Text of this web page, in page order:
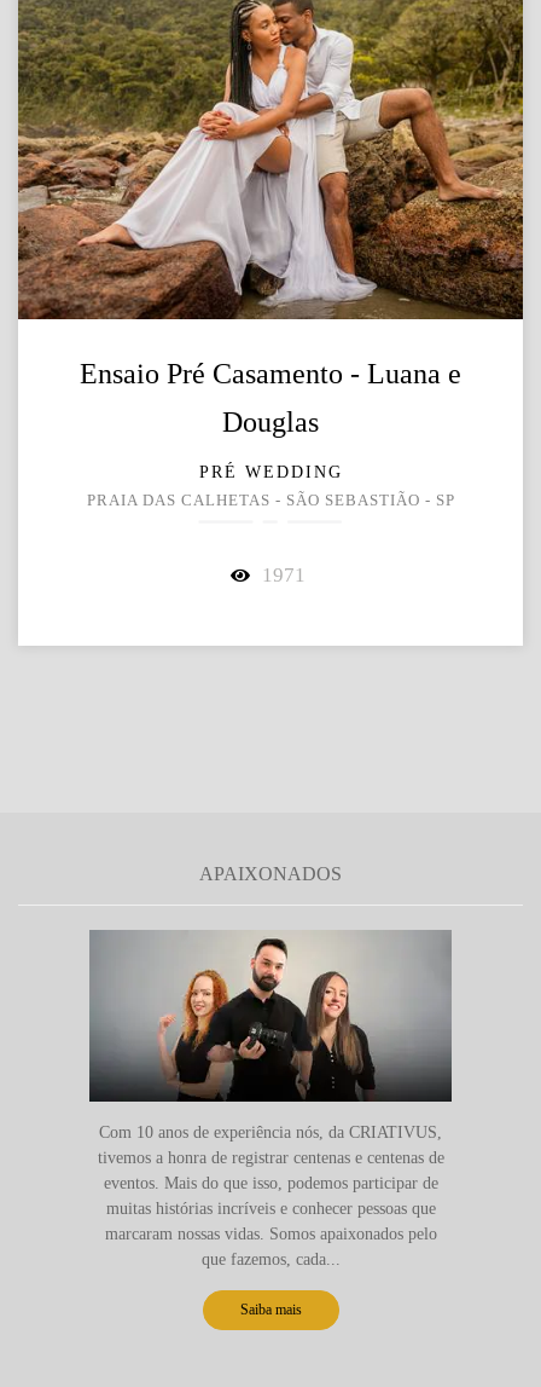
Ensaio Pré Casamento - Luana e
Douglas
PRÉ WEDDING
PRAIA DAS CALHETAS - SÃO SEBASTIÃO - SP
1971
APAIXONADOS
Com 10 anos de experiência nós, da CRIATIVUS,
tivemos a honra de registrar centenas e centenas de
eventos. Mais do que isso, podemos participar de
muitas histórias incríveis e conhecer pessoas que
marcaram nossas vidas. Somos apaixonados pelo
que fazemos, cada...
Saiba mais